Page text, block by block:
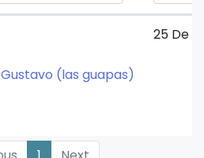
(las guapas)
25 De